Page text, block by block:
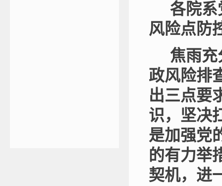
各院系
风险点防
焦雨充
政风险排
出三点要
识，坚决
是加强党
的有力举
契机，进